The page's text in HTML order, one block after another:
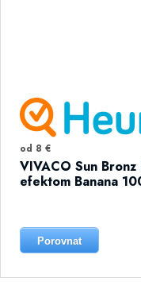
od 8 €
VIVACO Sun
efektom Banana
Porovnat